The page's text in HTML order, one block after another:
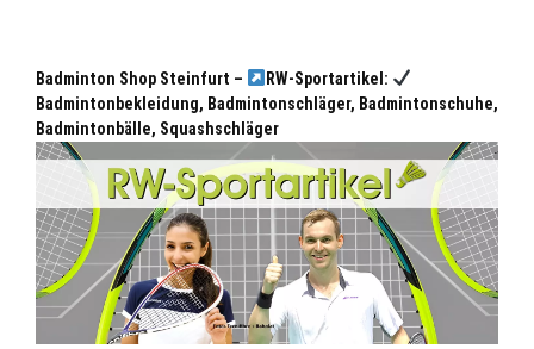
Badminton Shop Steinfurt –
RW-Sportartikel:
Badmintonbekleidung, Badmintonschläger, Badmintonschuhe,
Badmintonbälle, Squashschläger